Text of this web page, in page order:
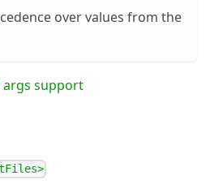
over values from the
args support